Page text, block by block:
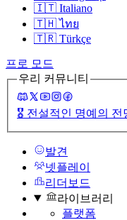
🇮🇹 Italiano
🇹🇭 ไทย
🇹🇷 Türkçe
프로 모드
우리 커뮤니티
🎖️ 전설적인 명예의 전
발견
넷플레이
리더보드
라이브러리
플랫폼